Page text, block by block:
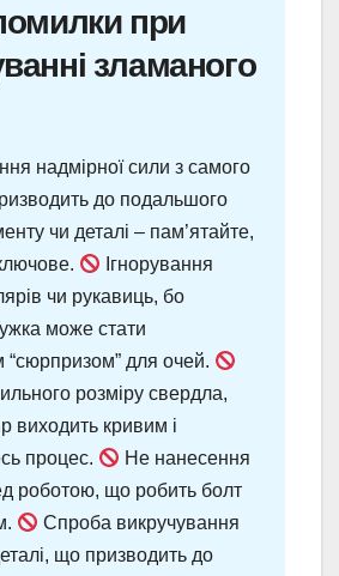
при
зламаного
надмірної сили з самого
до подальшого
чи деталі – пам’ятайте,
Ігнорування
чи рукавиць, бо
може стати
“сюрпризом” для очей.
розміру свердла,
виходить кривим і
процес.
Не нанесення
роботою, що робить болт
Спроба викручування
що призводить до